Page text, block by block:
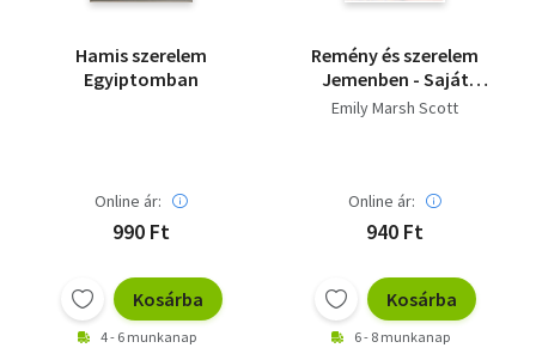
Hamis szerelem
Egyiptomban
Online ár:
990 Ft
Kosárba
4 - 6 munkanap
Remény és szerelem
Jemenben - Saját
képpel.
Emily Marsh Scott
Online ár:
940 Ft
Kosárba
6 - 8 munkanap